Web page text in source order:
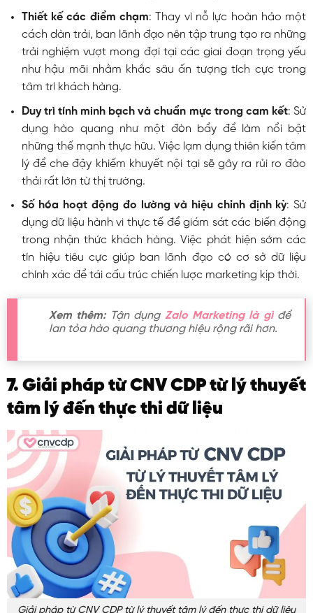
Thiết kế các điểm chạm: Thay vì nỗ lực hoàn hảo một
cách dàn trải, ban lãnh đạo nên tập trung tạo ra những
trải nghiệm vượt mong đợi tại các giai đoạn trọng yếu
như hậu mãi nhằm khắc sâu ấn tượng tích cực trong
tâm trí khách hàng.
Duy trì tính minh bạch và chuẩn mực trong cam kết: Sử
dụng hào quang như một đòn bẩy để làm nổi bật
những thế mạnh thực hữu. Việc lạm dụng thiên kiến tâm
lý để che đậy khiếm khuyết nội tại sẽ gây ra rủi ro đào
thải rất lớn từ thị trường.
Số hóa hoạt động đo lường và hiệu chỉnh định kỳ: Sử
dụng dữ liệu hành vi thực tế để giám sát các biến động
trong nhận thức khách hàng. Việc phát hiện sớm các
tín hiệu tiêu cực giúp ban lãnh đạo có cơ sở dữ liệu
chính xác để tái cấu trúc chiến lược marketing kịp thời.
Xem thêm:Tận dụng Zalo Marketing là gìđể
lan tỏa hào quang thương hiệu rộng rãi hơn.
7. Giải pháp từ CNV CDP từ lý thuyết
tâm lý đến thực thi dữ liệu
Giải pháp từ CNV CDP từ lý thuyết tâm lý đến thực thi dữ liệu